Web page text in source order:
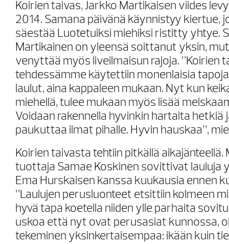
Koirien taivas, Jarkko Martikaisen viides
2014. Samana päivänä käynnistyy kiertue,
säestää Luotetuiksi miehiksi ristitty yhtye.
Martikainen on yleensä soittanut yksin,
venyttää myös liveilmaisun rajoja. ”Koirien
tehdessämme käytettiin monenlaisia
laulut, aina kappaleen mukaan. Nyt kun
miehellä, tulee mukaan myös lisää
Voidaan rakennella hyvinkin hartaita hetkiä
paukuttaa ilmat pihalle. Hyvin hauskaa”,
Koirien taivasta tehtiin pitkällä aikajänteellä.
tuottaja Samae Koskinen sovittivat lauluja
Ema Hurskaisen kanssa kuukausia ennen
”Laulujen perusluonteet etsittiin kolmeen
hyvä tapa koetella niiden ylle parhaita
uskoa että nyt ovat perusasiat kunnossa,
tekeminen yksinkertaisempaa: ikään kuin